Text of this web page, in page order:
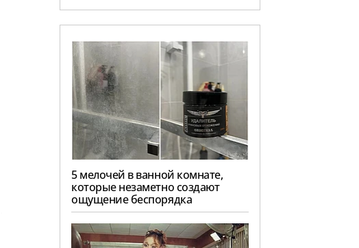
5 мелочей в ванной комнате,
которые незаметно создают
ощущение беспорядка